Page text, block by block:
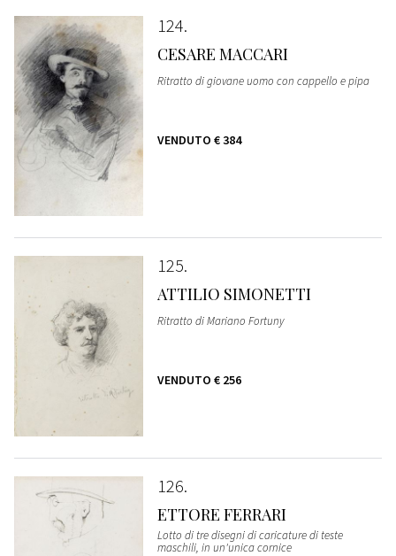
124
CESARE MACCARI
Ritratto di giovane uomo con cappello e pipa
VENDUTO € 384
125
ATTILIO SIMONETTI
Ritratto di Mariano Fortuny
VENDUTO € 256
126
ETTORE FERRARI
Lotto di tre disegni di caricature di teste
maschili, in un'unica cornice